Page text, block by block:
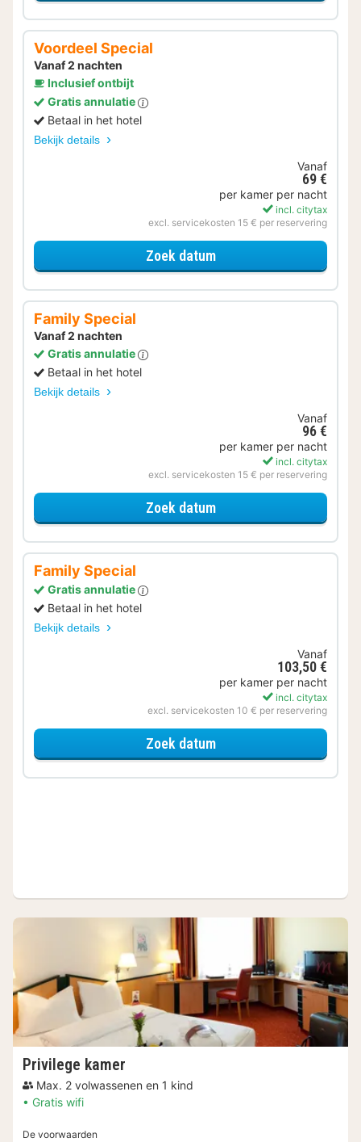
Voordeel Special
Vanaf 2 nachten
Inclusief ontbijt
Gratis annulatie
Betaal in het hotel
Bekijk details
Vanaf
69 €
per kamer per nacht
incl. citytax
excl. servicekosten 15 € per reservering
Zoek datumvoor Voordeel Special
Family Special
Vanaf 2 nachten
Gratis annulatie
Betaal in het hotel
Bekijk details
Vanaf
96 €
per kamer per nacht
incl. citytax
excl. servicekosten 15 € per reservering
Zoek datumvoor Family Special
Family Special
Gratis annulatie
Betaal in het hotel
Bekijk details
Vanaf
103,50 €
per kamer per nacht
incl. citytax
excl. servicekosten 10 € per reservering
Zoek datumvoor Family Special
Privilege kamer
Max. 2 volwassenen en 1 kind
Gratis wifi
De voorwaarden